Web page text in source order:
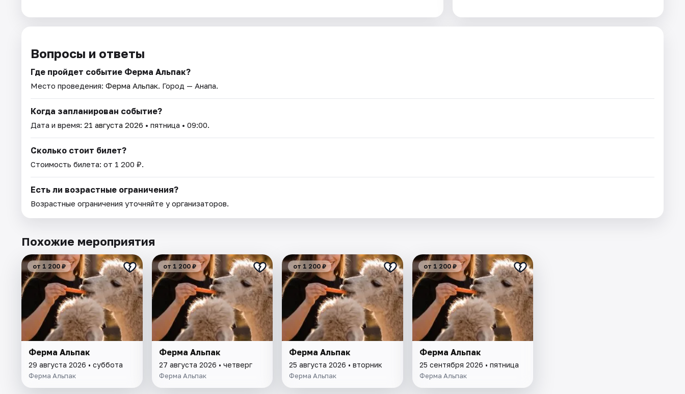
Вопросы и ответы
Где пройдет событие Ферма Альпак?
Место проведения: Ферма Альпак. Город — Анапа.
Когда запланирован событие?
Дата и время: 21 августа 2026 • пятница • 09:00.
Сколько стоит билет?
Стоимость билета: от 1 200 ₽.
Есть ли возрастные ограничения?
Возрастные ограничения уточняйте у организаторов.
Похожие мероприятия
от 1 200 ₽
Ферма Альпак
29 августа 2026 • суббота
Ферма Альпак
от 1 200 ₽
Ферма Альпак
27 августа 2026 • четверг
Ферма Альпак
от 1 200 ₽
Ферма Альпак
25 августа 2026 • вторник
Ферма Альпак
от 1 200 ₽
Ферма Альпак
25 сентября 2026 • пятница
Ферма Альпак